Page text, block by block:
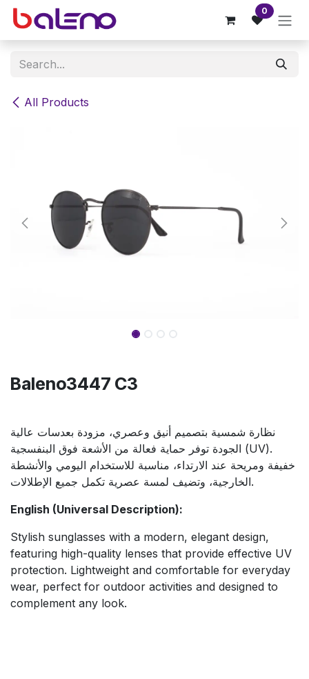
Skip to Content 0
All Products
Baleno3447 C3
نظارة شمسية بتصميم أنيق وعصري، مزودة بعدسات عالية
الجودة توفر حماية فعالة من الأشعة فوق البنفسجية (UV).
خفيفة ومريحة عند الارتداء، مناسبة للاستخدام اليومي والأنشطة
الخارجية، وتضيف لمسة عصرية تكمل جميع الإطلالات.
English (Universal Description):
Stylish sunglasses with a modern, elegant design,
featuring high-quality lenses that provide effective UV
protection. Lightweight and comfortable for everyday
wear, perfect for outdoor activities and designed to
complement any look.